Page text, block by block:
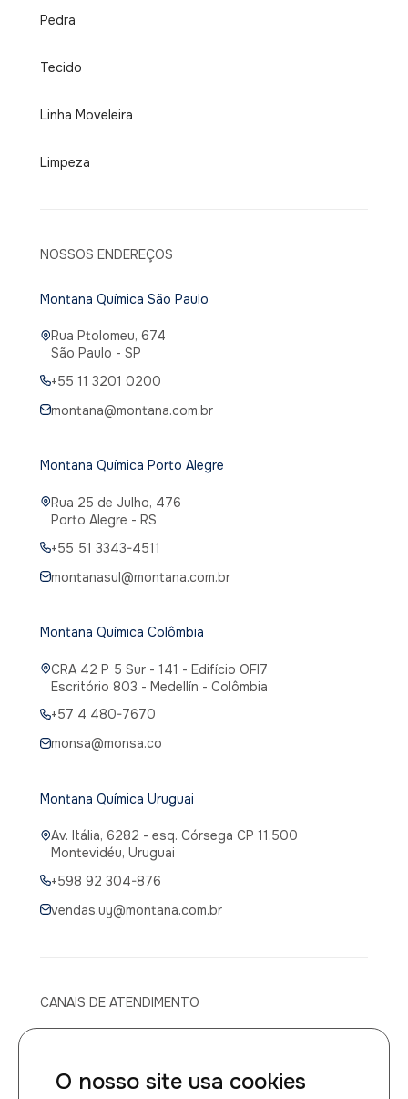
O nosso site usa cookies
Pedra
Tecido
Linha Moveleira
Limpeza
NOSSOS ENDEREÇOS
Montana Química São Paulo
Rua Ptolomeu, 674
São Paulo - SP
+55 11 3201 0200
montana@montana.com.br
Montana Química Porto Alegre
Rua 25 de Julho, 476
Porto Alegre - RS
+55 51 3343-4511
montanasul@montana.com.br
Montana Química Colômbia
CRA 42 P 5 Sur - 141 - Edifício OFI7
Escritório 803 - Medellín - Colômbia
+57 4 480-7670
monsa@monsa.co
Montana Química Uruguai
Av. Itália, 6282 - esq. Córsega CP 11.500
Montevidéu, Uruguai
+598 92 304-876
vendas.uy@montana.com.br
CANAIS DE ATENDIMENTO
0800 014 1149